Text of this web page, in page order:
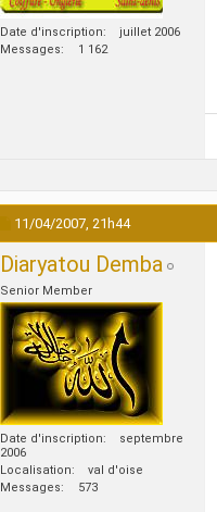
Date d'inscription
juillet 2006
Messages
1 162
11/04/2007, 21h44
Diaryatou Demba
Senior Member
Date d'inscription
septembre
2006
Localisation
val d'oise
Messages
573